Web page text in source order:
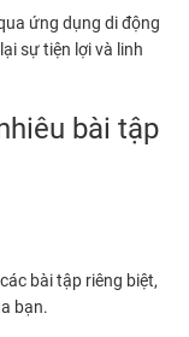
ứng dụng di động
sự tiện lợi và linh
bài tập
bài tập riêng biệt,
bạn.